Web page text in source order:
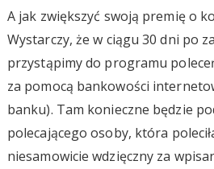
A jak zwiększyć swoją premię o
Wystarczy, że w ciągu 30 dni po
przystąpimy do programu
za pomocą bankowości
banku). Tam konieczne będzie
polecającego osoby, która
niesamowicie wdzięczny za